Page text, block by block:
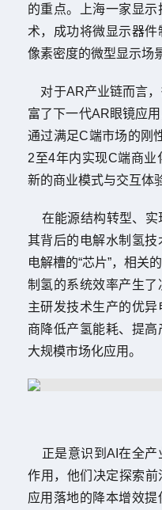
的重点。上海一家显
术，成功将微显示器
像素密度的微型显示场
对于AR产业链而言
富了下一代AR眼镜应
通过满足C端市场的刚
2至4年内实现C端商业
新的商业模式与交互体
在能源结构转型、实
其背后的电解水制氢技
电解槽的“芯片”，相关
制氢的系统效率产生了
主研发技术生产的优
商降低产氢能耗、提
大规模市场化应用。
正是意识到 AI 在全产
作用，他们决定探索
应用落地的降本增效提